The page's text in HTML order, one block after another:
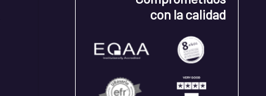
con la calidad